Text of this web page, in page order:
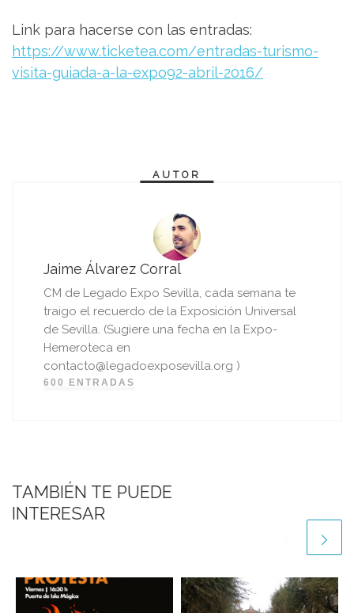
Link para hacerse con las entradas:
https://www.ticketea.com/entradas-turismo-
visita-guiada-a-la-expo92-abril-2016/
AUTOR
Jaime Álvarez Corral
CM de Legado Expo Sevilla, cada semana te
traigo el recuerdo de la Exposición Universal
de Sevilla. (Sugiere una fecha en la Expo-
Hemeroteca en
contacto@legadoexposevilla.org )
600 ENTRADAS
TAMBIÉN TE PUEDE
INTERESAR